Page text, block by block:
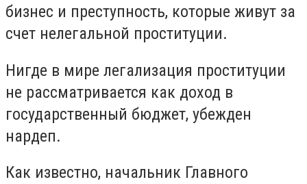
бизнес и преступность, которые живут за
счет нелегальной проституции.
Нигде в мире легализация проституции
не рассматривается как доход в
государственный бюджет, убежден
нардеп.
Как известно, начальник Главного